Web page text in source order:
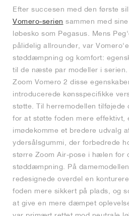
Efter succesen med den første
Vomero-serien sammen med
løbesko som Pegasus. Mens
pålidelig allrounder, var
støddæmpning og komfort:
til de næste par modeller i
Zoom Vomero 2 disse
introducerede kønsspecifikke
støtte. Til herremodellen tilføjede
for at støtte foden mere
imødekomme et bredere udvalg
ydersålsgummi, der forbedrede
større Zoom Air-pose i hælen for
støddæmpning. På
redesignede overdel en
foden mere sikkert på plads, og
at give en mere dæmpet